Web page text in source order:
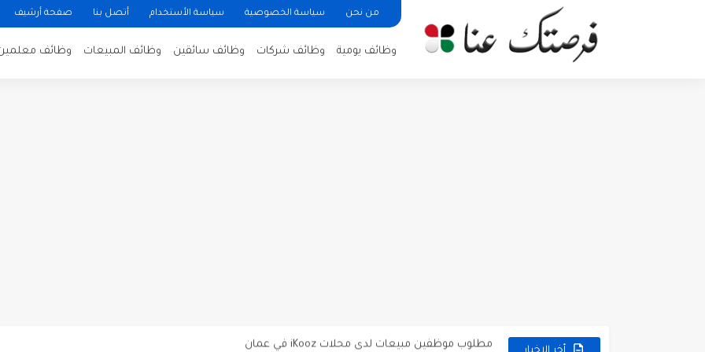
من نحن سياسة الخصوصية سياسة الأستخدام أتصل بنا صفحة أرشيف
وظائف يومية وظائف شركات وظائف سائقين وظائف المبيعات وظائف